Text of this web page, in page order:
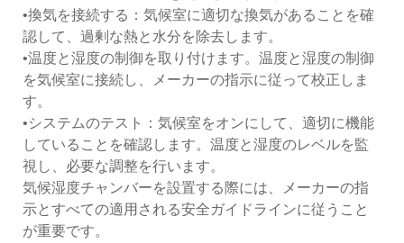
•換気を接続する：気候室に適切な換気があることを確
認して、過剰な熱と水分を除去します。
•温度と湿度の制御を取り付けます。温度と湿度の制御
を気候室に接続し、メーカーの指示に従って校正しま
す。
•システムのテスト：気候室をオンにして、適切に機能
していることを確認します。温度と湿度のレベルを監
視し、必要な調整を行います。
気候湿度チャンバーを設置する際には、メーカーの指
示とすべての適用される安全ガイドラインに従うこと
が重要です。